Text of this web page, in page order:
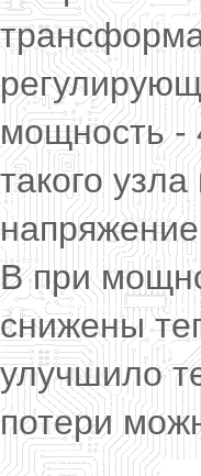
мощность -
такого
В при
снижены
улучшило
потери